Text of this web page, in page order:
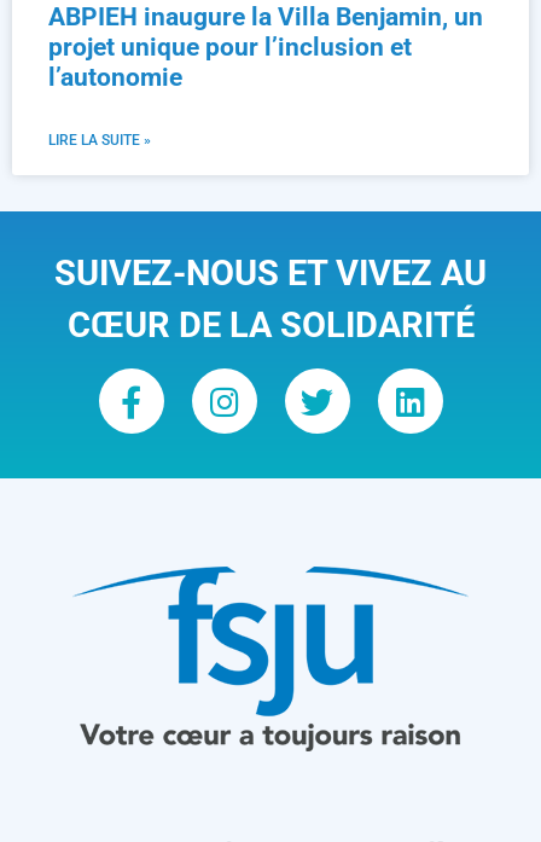
ABPIEH inaugure la Villa Benjamin, un
projet unique pour l’inclusion et
l’autonomie
LIRE LA SUITE »
SUIVEZ-NOUS ET VIVEZ AU
CŒUR DE LA SOLIDARITÉ